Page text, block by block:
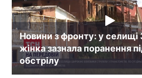
Новини з фронту: у селищі
жінка зазнала поранення
обстрілу